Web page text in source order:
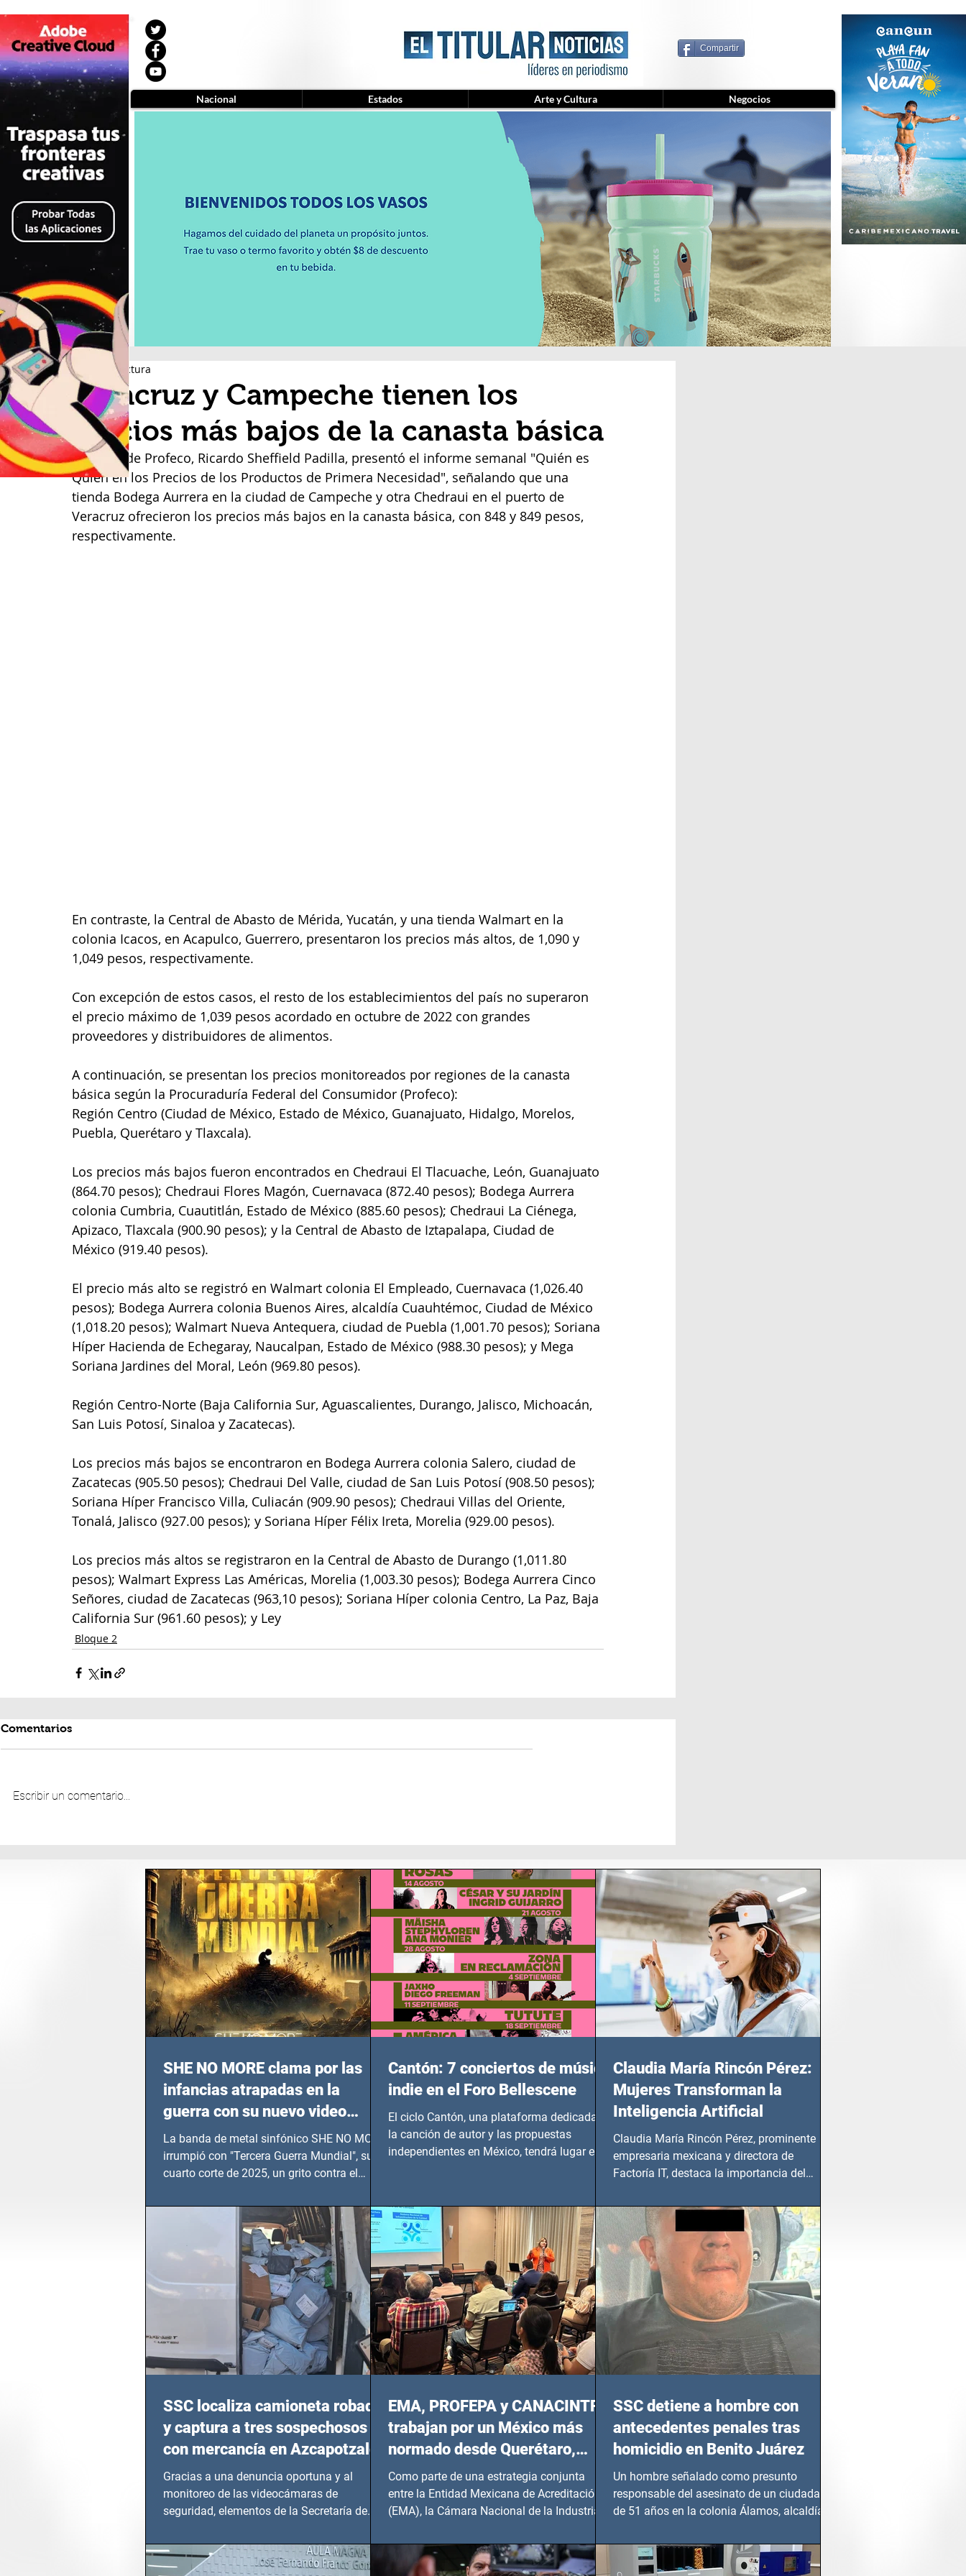
Compartir
Veracruz y Campeche tienen los
precios más bajos de la canasta básica
2 min de lectura
El titular de Profeco, Ricardo Sheffield Padilla, presentó el informe semanal "Quién es
Quién en los Precios de los Productos de Primera Necesidad", señalando que una
tienda Bodega Aurrera en la ciudad de Campeche y otra Chedraui en el puerto de
Veracruz ofrecieron los precios más bajos en la canasta básica, con 848 y 849 pesos,
respectivamente.
En contraste, la Central de Abasto de Mérida, Yucatán, y una tienda Walmart en la
colonia Icacos, en Acapulco, Guerrero, presentaron los precios más altos, de 1,090 y
1,049 pesos, respectivamente.
Con excepción de estos casos, el resto de los establecimientos del país no superaron
el precio máximo de 1,039 pesos acordado en octubre de 2022 con grandes
proveedores y distribuidores de alimentos.
A continuación, se presentan los precios monitoreados por regiones de la canasta
básica según la Procuraduría Federal del Consumidor (Profeco):
Región Centro (Ciudad de México, Estado de México, Guanajuato, Hidalgo, Morelos,
Puebla, Querétaro y Tlaxcala).
Los precios más bajos fueron encontrados en Chedraui El Tlacuache, León, Guanajuato
(864.70 pesos); Chedraui Flores Magón, Cuernavaca (872.40 pesos); Bodega Aurrera
colonia Cumbria, Cuautitlán, Estado de México (885.60 pesos); Chedraui La Ciénega,
Apizaco, Tlaxcala (900.90 pesos); y la Central de Abasto de Iztapalapa, Ciudad de
México (919.40 pesos).
El precio más alto se registró en Walmart colonia El Empleado, Cuernavaca (1,026.40
pesos); Bodega Aurrera colonia Buenos Aires, alcaldía Cuauhtémoc, Ciudad de México
(1,018.20 pesos); Walmart Nueva Antequera, ciudad de Puebla (1,001.70 pesos); Soriana
Híper Hacienda de Echegaray, Naucalpan, Estado de México (988.30 pesos); y Mega
Soriana Jardines del Moral, León (969.80 pesos).
Región Centro-Norte (Baja California Sur, Aguascalientes, Durango, Jalisco, Michoacán,
San Luis Potosí, Sinaloa y Zacatecas).
Los precios más bajos se encontraron en Bodega Aurrera colonia Salero, ciudad de
Zacatecas (905.50 pesos); Chedraui Del Valle, ciudad de San Luis Potosí (908.50 pesos);
Soriana Híper Francisco Villa, Culiacán (909.90 pesos); Chedraui Villas del Oriente,
Tonalá, Jalisco (927.00 pesos); y Soriana Híper Félix Ireta, Morelia (929.00 pesos).
Los precios más altos se registraron en la Central de Abasto de Durango (1,011.80
pesos); Walmart Express Las Américas, Morelia (1,003.30 pesos); Bodega Aurrera Cinco
Señores, ciudad de Zacatecas (963,10 pesos); Soriana Híper colonia Centro, La Paz, Baja
California Sur (961.60 pesos); y Ley
Bloque 2
Comentarios
Escribir un comentario...
SHE NO MORE clama por las
infancias atrapadas en la
guerra con su nuevo video
TERCERA GUERRA MUNDIAL
La banda de metal sinfónico SHE NO MORE
irrumpió con "Tercera Guerra Mundial", su
cuarto corte de 2025, un grito contra el
en epicentros bélicos.
Cantón: 7 conciertos de música
indie en el Foro Bellescene
El ciclo Cantón, una plataforma dedicada a
la canción de autor y las propuestas
independientes en México, tendrá lugar en el
del 14 de agosto al 25 de septiembre, a las
20:00 horas.
Claudia María Rincón Pérez:
Mujeres Transforman la
Inteligencia Artificial
Claudia María Rincón Pérez, prominente
empresaria mexicana y directora de
Factoría IT, destaca la importancia del
SSC localiza camioneta robada
y captura a tres sospechosos
con mercancía en Azcapotzalco
Gracias a una denuncia oportuna y al
monitoreo de las videocámaras de
seguridad, elementos de la Secretaría de
EMA, PROFEPA y CANACINTRA
trabajan por un México más
normado desde Querétaro,
Hidalgo y BCS
Como parte de una estrategia conjunta
entre la Entidad Mexicana de Acreditación
(EMA), la Cámara Nacional de la Industria
SSC detiene a hombre con
antecedentes penales tras
homicidio en Benito Juárez
Un hombre señalado como presunto
responsable del asesinato de un ciudadano
de 51 años en la colonia Álamos, alcaldía
Nacional Estados Arte y Cultura Negocios